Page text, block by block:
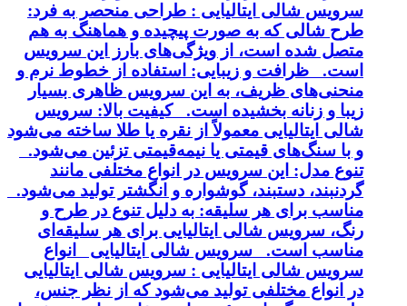
سرویس شالی ایتالیایی : طراحی منحصر به فرد:
طرح شالی که به صورت پیچیده و هماهنگ به هم
متصل شده است، از ویژگی‌های بارز این سرویس
است. ظرافت و زیبایی: استفاده از خطوط نرم و
منحنی‌های ظریف، به این سرویس ظاهری بسیار
زیبا و زنانه بخشیده است. کیفیت بالا: سرویس
شالی ایتالیایی معمولاً از نقره یا طلا ساخته می‌شود
و با سنگ‌های قیمتی یا نیمه‌قیمتی تزئین می‌شود.
تنوع مدل: این سرویس در انواع مختلفی مانند
گردنبند، دستبند، گوشواره و انگشتر تولید می‌شود.
مناسب برای هر سلیقه: به دلیل تنوع در طرح و
رنگ، سرویس شالی ایتالیایی برای هر سلیقه‌ای
مناسب است. سرویس شالی ایتالیایی انواع
سرویس شالی ایتالیایی : سرویس شالی ایتالیایی
در انواع مختلفی تولید می‌شود که از نظر جنس،